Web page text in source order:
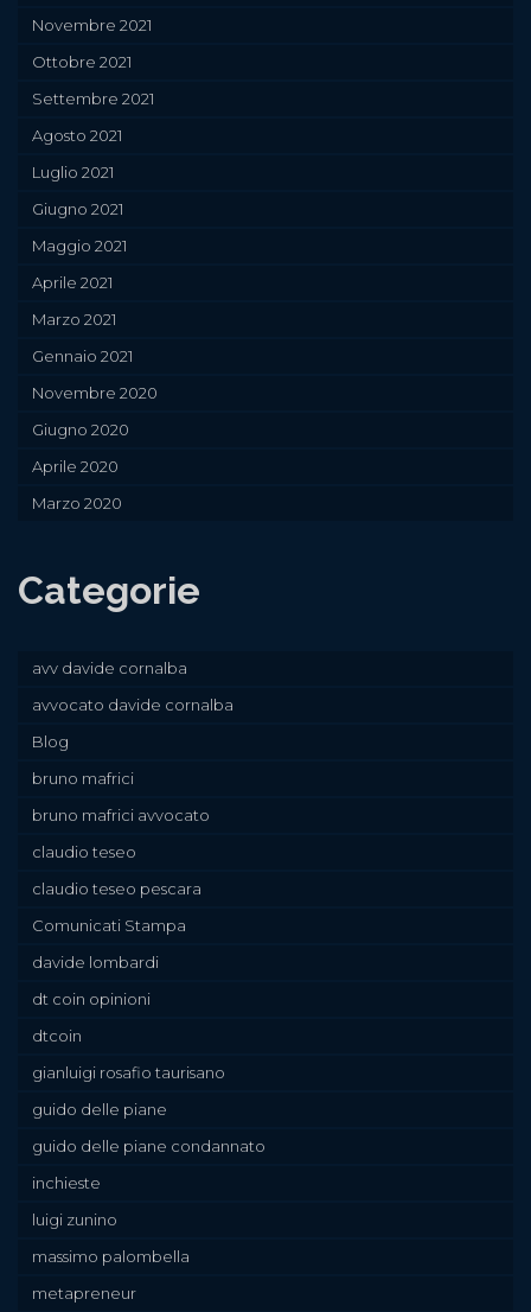
Novembre 2021
Ottobre 2021
Settembre 2021
Agosto 2021
Luglio 2021
Giugno 2021
Maggio 2021
Aprile 2021
Marzo 2021
Gennaio 2021
Novembre 2020
Giugno 2020
Aprile 2020
Marzo 2020
Categorie
avv davide cornalba
avvocato davide cornalba
Blog
bruno mafrici
bruno mafrici avvocato
claudio teseo
claudio teseo pescara
Comunicati Stampa
davide lombardi
dt coin opinioni
dtcoin
gianluigi rosafio taurisano
guido delle piane
guido delle piane condannato
inchieste
luigi zunino
massimo palombella
metapreneur